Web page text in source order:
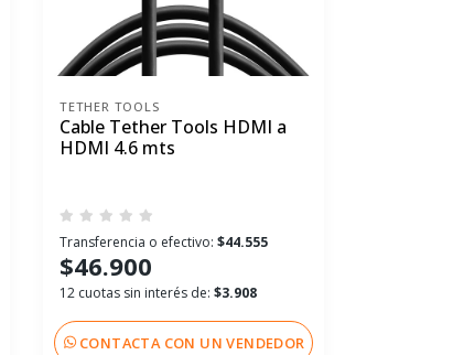
TETHER TOOLS
Cable Tether Tools HDMI a
HDMI 4.6 mts
Transferencia o efectivo: $44.555
$46.900
12 cuotas sin interés de: $3.908
CONTACTA CON UN VENDEDOR